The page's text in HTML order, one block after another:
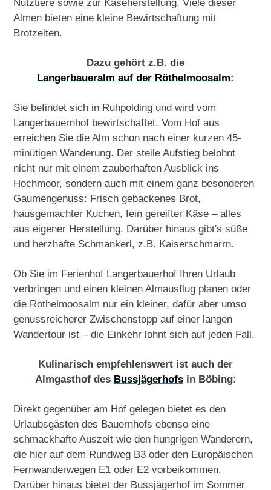
Nutztiere sowie zur Käseherstellung. Viele dieser
Almen bieten eine kleine Bewirtschaftung mit
Brotzeiten.
Dazu gehört z.B. die
Langerbaueralm auf der Röthelmoosalm:
Sie befindet sich in Ruhpolding und wird vom
Langerbauernhof bewirtschaftet. Vom Hof aus
erreichen Sie die Alm schon nach einer kurzen 45-
minütigen Wanderung. Der steile Aufstieg belohnt
nicht nur mit einem zauberhaften Ausblick ins
Hochmoor, sondern auch mit einem ganz besonderen
Gaumengenuss: Frisch gebackenes Brot,
hausgemachter Kuchen, fein gereifter Käse – alles
aus eigener Herstellung. Darüber hinaus gibt's süße
und herzhafte Schmankerl, z.B. Kaiserschmarrn.
Ob Sie im Ferienhof Langerbauerhof Ihren Urlaub
verbringen und einen kleinen Almausflug planen oder
die Röthelmoosalm nur ein kleiner, dafür aber umso
genussreicherer Zwischenstopp auf einer langen
Wandertour ist – die Einkehr lohnt sich auf jeden Fall.
Kulinarisch empfehlenswert ist auch der
Almgasthof des Bussjägerhofsin Böbing:
Direkt gegenüber am Hof gelegen bietet es den
Urlaubsgästen des Bauernhofs ebenso eine
schmackhafte Auszeit wie den hungrigen Wanderern,
die hier auf dem Rundweg B3 oder den Europäischen
Fernwanderwegen E1 oder E2 vorbeikommen.
Darüber hinaus bietet der Bussjägerhof im Sommer